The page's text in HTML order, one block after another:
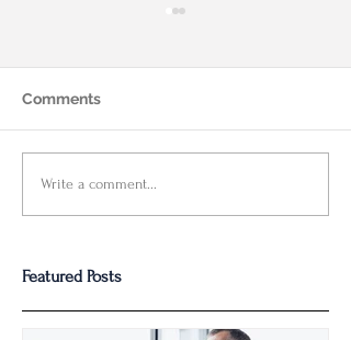
私人企业内的收入分散策
略
Comments
Write a comment...
Featured Posts